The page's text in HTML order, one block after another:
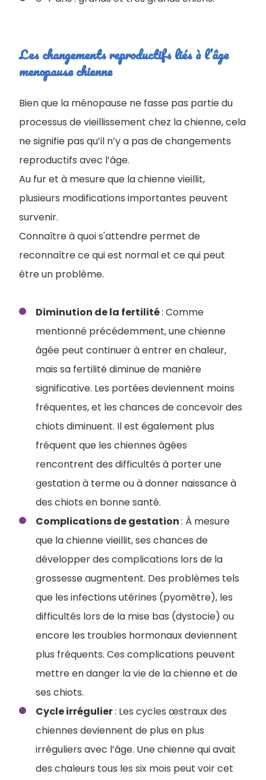
Les changements reproductifs liés à l’âge
menopause chienne
Bien que la ménopause ne fasse pas partie du
processus de vieillissement chez la chienne, cela
ne signifie pas qu’il n’y a pas de changements
reproductifs avec l’âge.
Au fur et à mesure que la chienne vieillit,
plusieurs modifications importantes peuvent
survenir.
Connaître à quoi s'attendre permet de
reconnaître ce qui est normal et ce qui peut
être un problème.
Diminution de la fertilité: Comme
mentionné précédemment, une chienne
âgée peut continuer à entrer en chaleur,
mais sa fertilité diminue de manière
significative. Les portées deviennent moins
fréquentes, et les chances de concevoir des
chiots diminuent. Il est également plus
fréquent que les chiennes âgées
rencontrent des difficultés à porter une
gestation à terme ou à donner naissance à
des chiots en bonne santé.
Complications de gestation: À mesure
que la chienne vieillit, ses chances de
développer des complications lors de la
grossesse augmentent. Des problèmes tels
que les infections utérines (pyomètre), les
difficultés lors de la mise bas (dystocie) ou
encore les troubles hormonaux deviennent
plus fréquents. Ces complications peuvent
mettre en danger la vie de la chienne et de
ses chiots.
Cycle irrégulier: Les cycles œstraux des
chiennes deviennent de plus en plus
irréguliers avec l’âge. Une chienne qui avait
des chaleurs tous les six mois peut voir cet